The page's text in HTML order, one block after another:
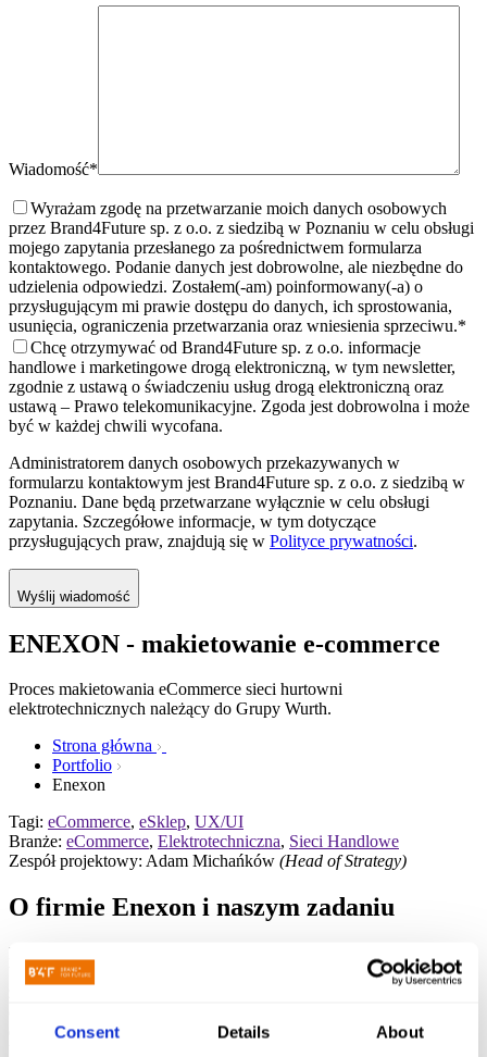
Consent Details About
Wiadomość*
Wyrażam zgodę na przetwarzanie moich danych osobowych
przez Brand4Future sp. z o.o. z siedzibą w Poznaniu w celu obsługi
mojego zapytania przesłanego za pośrednictwem formularza
kontaktowego. Podanie danych jest dobrowolne, ale niezbędne do
udzielenia odpowiedzi. Zostałem(-am) poinformowany(-a) o
przysługującym mi prawie dostępu do danych, ich sprostowania,
usunięcia, ograniczenia przetwarzania oraz wniesienia sprzeciwu.*
Chcę otrzymywać od Brand4Future sp. z o.o. informacje
handlowe i marketingowe drogą elektroniczną, w tym newsletter,
zgodnie z ustawą o świadczeniu usług drogą elektroniczną oraz
ustawą – Prawo telekomunikacyjne. Zgoda jest dobrowolna i może
być w każdej chwili wycofana.
Administratorem danych osobowych przekazywanych w
formularzu kontaktowym jest Brand4Future sp. z o.o. z siedzibą w
Poznaniu. Dane będą przetwarzane wyłącznie w celu obsługi
zapytania. Szczegółowe informacje, w tym dotyczące
przysługujących praw, znajdują się w Polityce prywatności.
Wyślij wiadomość
ENEXON - makietowanie e-commerce
Proces makietowania eCommerce sieci hurtowni
elektrotechnicznych należący do Grupy Wurth.
Strona główna
Portfolio
Enexon
Tagi: eCommerce, eSklep, UX/UI
Branże: eCommerce, Elektrotechniczna, Sieci Handlowe
Zespół projektowy: Adam Michańków (Head of Strategy)
O firmie Enexon i naszym zadaniu
Enexon to sieć hurtowni elektrotechnicznych należąca do Grupy
Wurth. Po wykonaniu projektu rebrandingu dla marki Enexon
zostaliśmy poproszeni o wykonanie projektu consultingowego i
eCommerce w technologii Magento 2.0.
Wykonawcą wdrożenia